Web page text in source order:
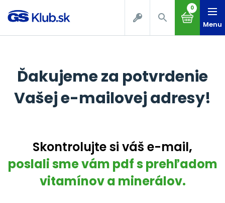
0
Menu
Ďakujeme za potvrdenie
Vašej e-mailovej adresy!
Skontrolujte si váš e-mail,
poslali sme vám pdf s prehľadom
vitamínov a minerálov.